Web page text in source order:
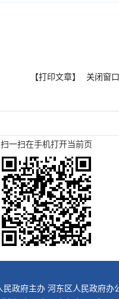
【打印文章】 关闭窗口
扫一扫在手机打开当前页